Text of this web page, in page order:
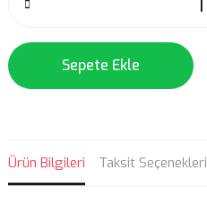
Sepete Ekle
Ürün Bilgileri Taksit Seçenekleri